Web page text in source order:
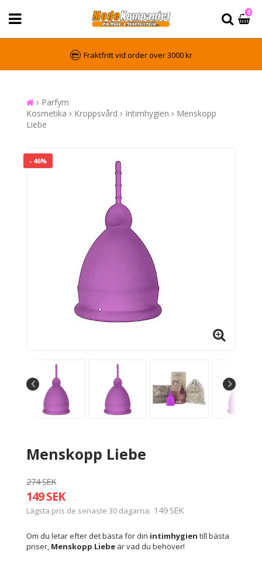
0
Fraktfritt vid order över 3000 kr
Parfym
Kosmetika
Kroppsvård Intimhygien
Menskopp
Liebe
- 46%
Menskopp Liebe
274 SEK
149 SEK
Lägsta pris de senaste 30 dagarna 149 SEK
Om du letar efter det bästa för din intimhygien till bästa
priser, Menskopp Liebe är vad du behöver!